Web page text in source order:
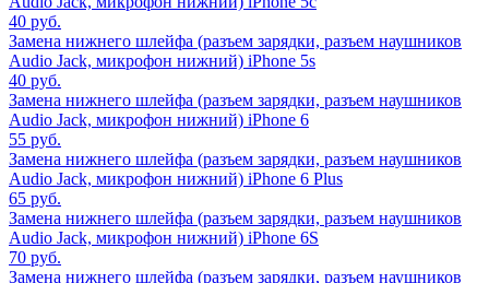
40 руб.
Замена нижнего шлейфа (разъем зарядки, разъем наушников
Audio Jack, микрофон нижний) iPhone 5s
40 руб.
Замена нижнего шлейфа (разъем зарядки, разъем наушников
Audio Jack, микрофон нижний) iPhone 6
55 руб.
Замена нижнего шлейфа (разъем зарядки, разъем наушников
Audio Jack, микрофон нижний) iPhone 6 Plus
65 руб.
Замена нижнего шлейфа (разъем зарядки, разъем наушников
Audio Jack, микрофон нижний) iPhone 6S
70 руб.
Замена нижнего шлейфа (разъем зарядки, разъем наушников